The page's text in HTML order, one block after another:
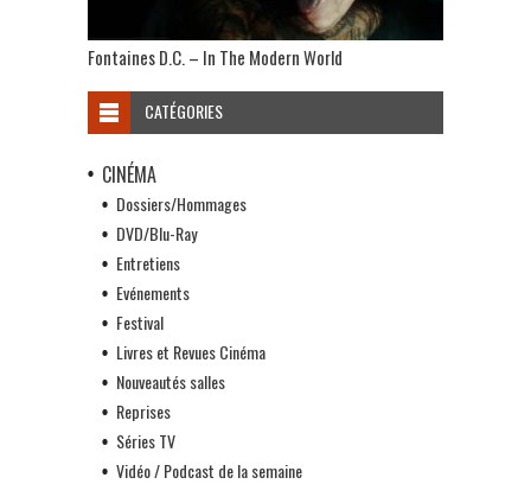
Fontaines D.C. – In The Modern World
CATÉGORIES
CINÉMA
Dossiers/Hommages
DVD/Blu-Ray
Entretiens
Evénements
Festival
Livres et Revues Cinéma
Nouveautés salles
Reprises
Séries TV
Vidéo / Podcast de la semaine